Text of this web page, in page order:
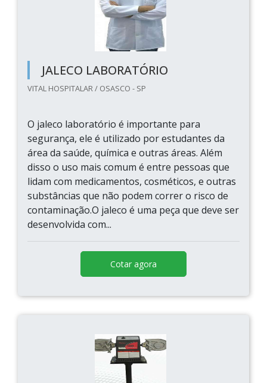
JALECO LABORATÓRIO
VITAL HOSPITALAR / OSASCO - SP
O jaleco laboratório é importante para
segurança, ele é utilizado por estudantes da
área da saúde, química e outras áreas. Além
disso o uso mais comum é entre pessoas que
lidam com medicamentos, cosméticos, e outras
substâncias que não podem correr o risco de
contaminação.O jaleco é uma peça que deve ser
desenvolvida com...
Cotar agora